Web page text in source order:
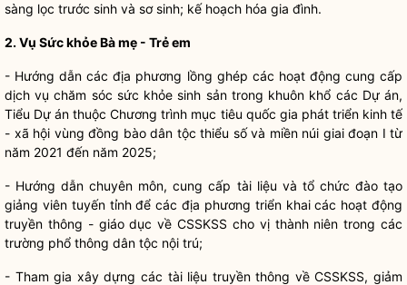
sàng lọc trước sinh và sơ sinh; kế hoạch hóa gia đình.
2. Vụ Sức khỏe Bà mẹ - Trẻ em
- Hướng dẫn các địa phương lồng ghép các hoạt động cung cấp
dịch vụ chăm sóc sức khỏe sinh sản trong khuôn khổ các Dự án,
Tiểu Dự án thuộc Chương trình mục tiêu quốc gia phát triển kinh tế
- xã hội vùng đồng bào dân tộc thiểu số và miền núi giai đoạn I từ
năm 2021 đến năm 2025;
- Hướng dẫn chuyên môn, cung cấp tài liệu và tổ chức đào tạo
giảng viên tuyến tỉnh để các địa phương triển khai các hoạt động
truyền thông - giáo dục về CSSKSS cho vị thành niên trong các
trường phổ thông dân tộc nội trú;
- Tham gia xây dựng các tài liệu truyền thông về CSSKSS, giảm